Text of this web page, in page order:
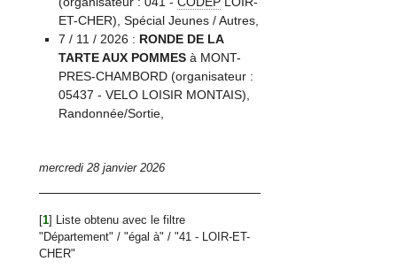
ET-CHER), Spécial Jeunes / Autres,
7 / 11 / 2026 : RONDE DE LA
TARTE AUX POMMESà MONT-
PRES-CHAMBORD (organisateur :
05437 - VELO LOISIR MONTAIS),
Randonnée/Sortie,
mercredi 28 janvier 2026
[1] Liste obtenu avec le filtre
"Département" / "égal à" / "41 - LOIR-ET-
CHER"